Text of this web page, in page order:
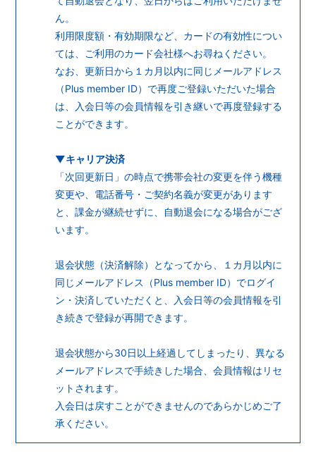
ん。
利用限度額・有効期限など、カードの有効性につい
ては、ご利用のカード会社様へお尋ねください。
なお、更新日から１カ月以内に同じメールアドレス
（Plus member ID）で再度ご登録いただいた場合
は、入会日等の会員情報を引き継いで再度登録する
ことができます。
▼キャリア決済
「次回更新日」の時点で携帯会社の変更を伴う機種
変更や、電話番号・ご契約名義が変更があります
と、課金が継続せずに、自動退会になる場合がござ
います。
退会状態（決済解除）となってから、１カ月以内に
同じメールアドレス（Plus member ID）でログイ
ン・決済していただくと、入会日等の会員情報を引
き続きで登録が再開できます。
退会状態から30日以上経過してしまったり、異なる
メールアドレスで手続きした場合、会員情報はリセ
ットされます。
入会日は戻すことができませんのであらかじめご了
承ください。